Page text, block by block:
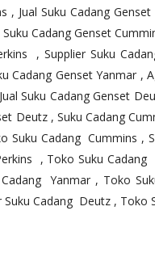
, Jual Suku Cadang
Cadang Genset
, Supplier Suku
Cadang Genset Yanmar ,
Suku Cadang Genset
Deutz , Suku Cadang
Suku Cadang Cummins ,
, Toko Suku
Cadang Yanmar , Toko
Cadang Deutz , Toko